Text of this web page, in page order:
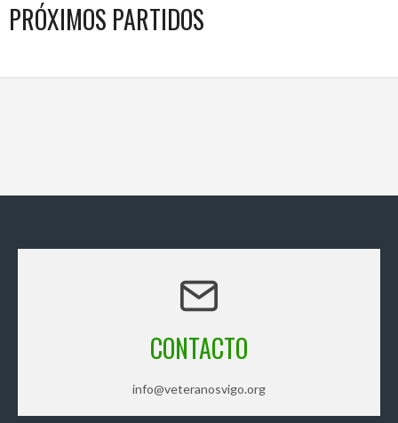
PRÓXIMOS PARTIDOS
CONTACTO
info@veteranosvigo.org